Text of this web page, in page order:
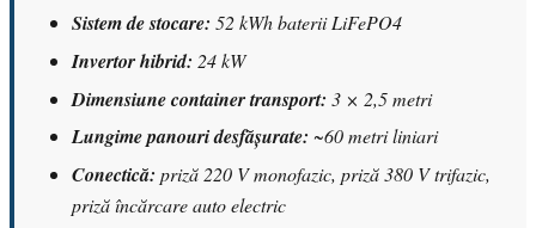
Sistem de stocare: 52 kWh baterii LiFePO4
Invertor hibrid: 24 kW
Dimensiune container transport: 3 × 2,5 metri
Lungime panouri desfășurate: ~60 metri liniari
Conectică: priză 220 V monofazic, priză 380 V trifazic,
priză încărcare auto electric